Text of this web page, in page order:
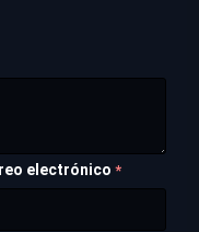
electrónico *